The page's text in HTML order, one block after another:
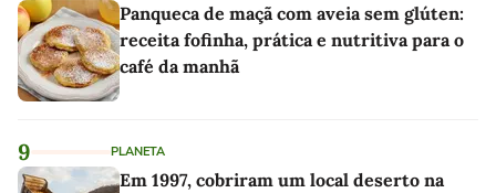
Panqueca de maçã com aveia sem glúten:
receita fofinha, prática e nutritiva para o
café da manhã
9 PLANETA
Em 1997, cobriram um local deserto na